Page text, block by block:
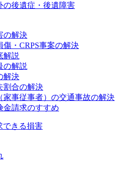
の後遺症・後遺障害
の解決
傷・CRPS事案の解決
解説
の解説
解決
割合の解決
家事従事者）の交通事故の解決
金請求のすすめ
できる損害